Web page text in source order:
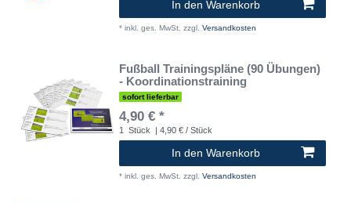
In den Warenkorb
* inkl. ges. MwSt. zzgl. Versandkosten
Fußball Trainingspläne (90 Übungen)
- Koordinationstraining
sofort lieferbar
4,90 € *
1 Stück | 4,90 € / Stück
In den Warenkorb
* inkl. ges. MwSt. zzgl. Versandkosten